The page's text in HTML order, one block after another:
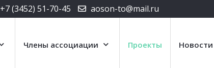
+7 (3452) 51-70-45 aoson-to@mail.ru
Члены ассоциации Проекты Новости